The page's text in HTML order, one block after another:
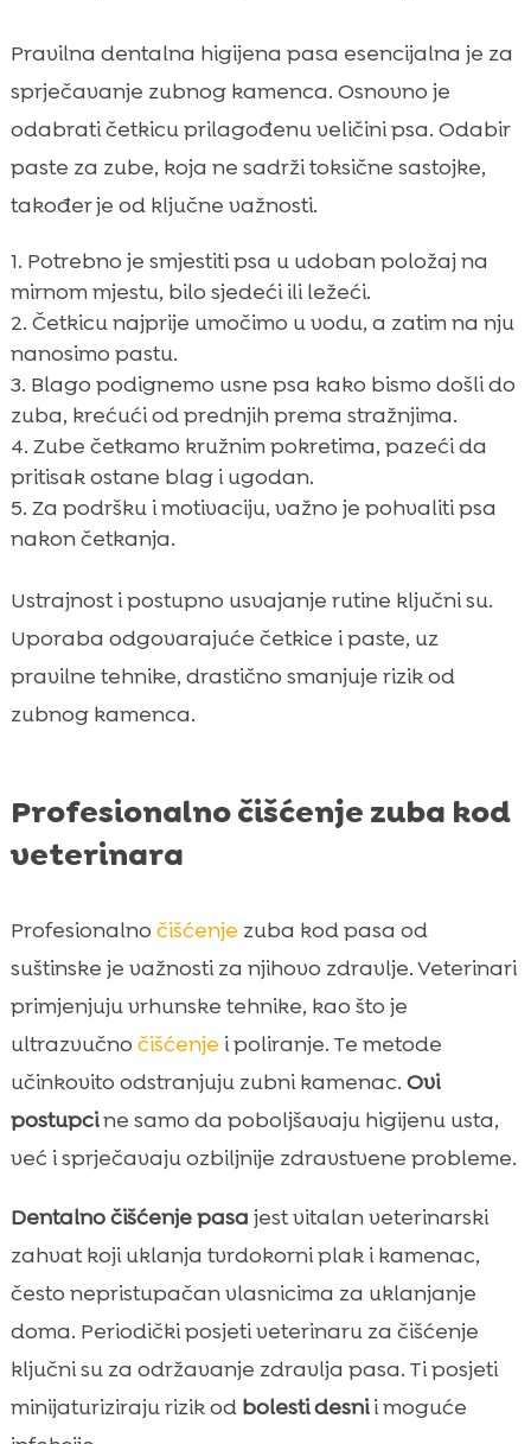
Pravilna dentalna higijena pasa esencijalna je za
sprječavanje zubnog kamenca. Osnovno je
odabrati četkicu prilagođenu veličini psa. Odabir
paste za zube, koja ne sadrži toksične sastojke,
također je od ključne važnosti.
Potrebno je smjestiti psa u udoban položaj na
mirnom mjestu, bilo sjedeći ili ležeći.
Četkicu najprije umočimo u vodu, a zatim na nju
nanosimo pastu.
Blago podignemo usne psa kako bismo došli do
zuba, krećući od prednjih prema stražnjima.
Zube četkamo kružnim pokretima, pazeći da
pritisak ostane blag i ugodan.
Za podršku i motivaciju, važno je pohvaliti psa
nakon četkanja.
Ustrajnost i postupno usvajanje rutine ključni su.
Uporaba odgovarajuće četkice i paste, uz
pravilne tehnike, drastično smanjuje rizik od
zubnog kamenca.
Profesionalno čišćenje zuba kod
veterinara
Profesionalno čišćenje zuba kod pasa od
suštinske je važnosti za njihovo zdravlje. Veterinari
primjenjuju vrhunske tehnike, kao što je
ultrazvučno čišćenje i poliranje. Te metode
učinkovito odstranjuju zubni kamenac. Ovi
postupcine samo da poboljšavaju higijenu usta,
već i sprječavaju ozbiljnije zdravstvene probleme.
Dentalno čišćenje pasa jest vitalan veterinarski
zahvat koji uklanja tvrdokorni plak i kamenac,
često nepristupačan vlasnicima za uklanjanje
doma. Periodički posjeti veterinaru za čišćenje
ključni su za održavanje zdravlja pasa. Ti posjeti
minijaturiziraju rizik od bolesti desnii moguće